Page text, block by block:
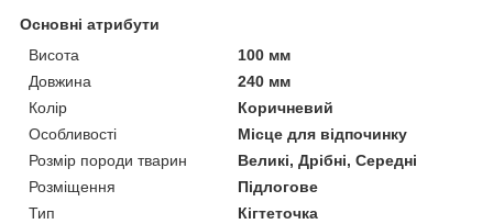
Основні атрибути
Висота
100 мм
Довжина
240 мм
Колір
Коричневий
Особливості
Місце для відпочинку
Розмір породи тварин
Великі, Дрібні, Середні
Розміщення
Підлогове
Тип
Кігтеточка